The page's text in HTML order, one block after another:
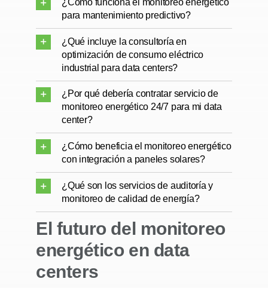
para mantenimiento predictivo?
¿Qué incluye la consultoría en
optimización de consumo eléctrico
industrial para data centers?
¿Por qué debería contratar servicio de
monitoreo energético 24/7 para mi data
center?
¿Cómo beneficia el monitoreo energético
con integración a paneles solares?
¿Qué son los servicios de auditoría y
monitoreo de calidad de energía?
El futuro del monitoreo
energético en data
centers